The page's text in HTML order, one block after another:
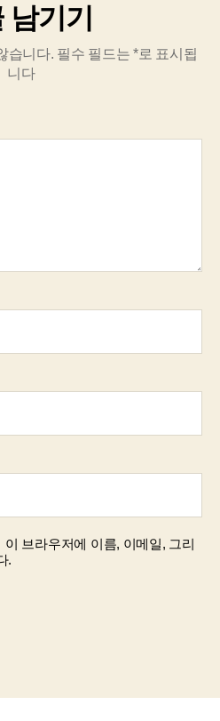
남기기
습니다. 필수 필드는*로 표시됩
니다
브라우저에 이름, 이메일, 그리
.